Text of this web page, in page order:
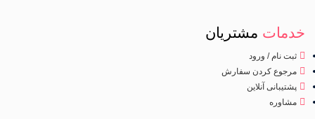
خدمات مشتریان
ثبت نام / ورود
مرجوع کردن سفارش
پشتیبانی آنلاین
مشاوره